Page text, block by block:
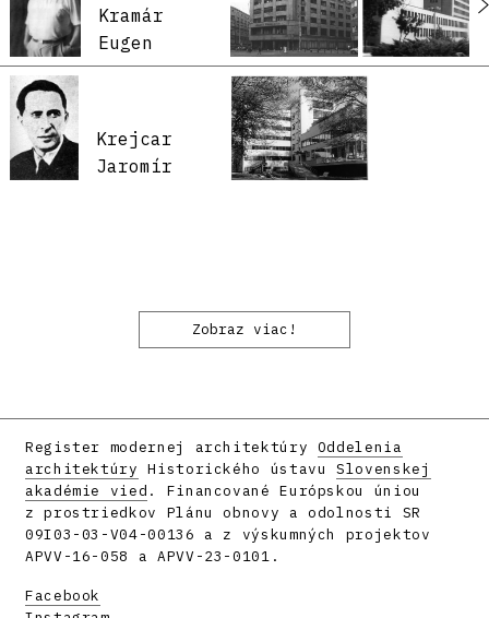
Kramár
Eugen
Krejcar
Jaromír
Zobraz viac!
Register modernej architektúry Oddelenia
architektúry Historického ústavuSlovenskej
akadémie vied . Financované Európskou úniou
z prostriedkov Plánu obnovy a odolnosti SR
09I03-03-V04-00136 a z výskumných projektov
APVV-16-058 a APVV-23-0101.
Facebook